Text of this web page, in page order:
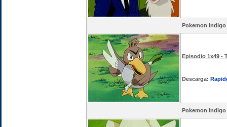
Pokemon Indigo
Episodio 1x49 -
Descarga:
Pokemon Indigo